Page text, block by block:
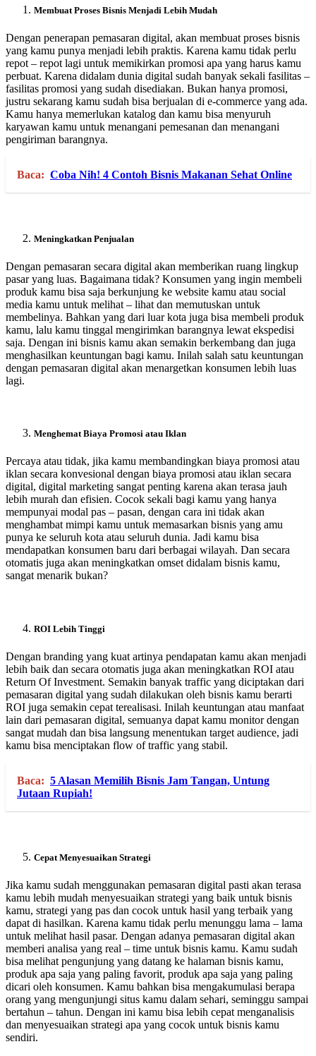
Membuat Proses Bisnis Menjadi Lebih Mudah
Dengan penerapan pemasaran digital, akan membuat proses bisnis
yang kamu punya menjadi lebih praktis. Karena kamu tidak perlu
repot – repot lagi untuk memikirkan promosi apa yang harus kamu
perbuat. Karena didalam dunia digital sudah banyak sekali fasilitas –
fasilitas promosi yang sudah disediakan. Bukan hanya promosi,
justru sekarang kamu sudah bisa berjualan di e-commerce yang ada.
Kamu hanya memerlukan katalog dan kamu bisa menyuruh
karyawan kamu untuk menangani pemesanan dan menangani
pengiriman barangnya.
Baca: Coba Nih! 4 Contoh Bisnis Makanan Sehat Online
Meningkatkan Penjualan
Dengan pemasaran secara digital akan memberikan ruang lingkup
pasar yang luas. Bagaimana tidak? Konsumen yang ingin membeli
produk kamu bisa saja berkunjung ke website kamu atau social
media kamu untuk melihat – lihat dan memutuskan untuk
membelinya. Bahkan yang dari luar kota juga bisa membeli produk
kamu, lalu kamu tinggal mengirimkan barangnya lewat ekspedisi
saja. Dengan ini bisnis kamu akan semakin berkembang dan juga
menghasilkan keuntungan bagi kamu. Inilah salah satu keuntungan
dengan pemasaran digital akan menargetkan konsumen lebih luas
lagi.
Menghemat Biaya Promosi atau Iklan
Percaya atau tidak, jika kamu membandingkan biaya promosi atau
iklan secara konvesional dengan biaya promosi atau iklan secara
digital, digital marketing sangat penting karena akan terasa jauh
lebih murah dan efisien. Cocok sekali bagi kamu yang hanya
mempunyai modal pas – pasan, dengan cara ini tidak akan
menghambat mimpi kamu untuk memasarkan bisnis yang amu
punya ke seluruh kota atau seluruh dunia. Jadi kamu bisa
mendapatkan konsumen baru dari berbagai wilayah. Dan secara
otomatis juga akan meningkatkan omset didalam bisnis kamu,
sangat menarik bukan?
ROI Lebih Tinggi
Dengan branding yang kuat artinya pendapatan kamu akan menjadi
lebih baik dan secara otomatis juga akan meningkatkan ROI atau
Return Of Investment. Semakin banyak traffic yang diciptakan dari
pemasaran digital yang sudah dilakukan oleh bisnis kamu berarti
ROI juga semakin cepat terealisasi. Inilah keuntungan atau manfaat
lain dari pemasaran digital, semuanya dapat kamu monitor dengan
sangat mudah dan bisa langsung menentukan target audience, jadi
kamu bisa menciptakan flow of traffic yang stabil.
Baca: 5 Alasan Memilih Bisnis Jam Tangan, Untung
Jutaan Rupiah!
Cepat Menyesuaikan Strategi
Jika kamu sudah menggunakan pemasaran digital pasti akan terasa
kamu lebih mudah menyesuaikan strategi yang baik untuk bisnis
kamu, strategi yang pas dan cocok untuk hasil yang terbaik yang
dapat di hasilkan. Karena kamu tidak perlu menunggu lama – lama
untuk melihat hasil pasar. Dengan adanya pemasaran digital akan
memberi analisa yang real – time untuk bisnis kamu. Kamu sudah
bisa melihat pengunjung yang datang ke halaman bisnis kamu,
produk apa saja yang paling favorit, produk apa saja yang paling
dicari oleh konsumen. Kamu bahkan bisa mengakumulasi berapa
orang yang mengunjungi situs kamu dalam sehari, seminggu sampai
bertahun – tahun. Dengan ini kamu bisa lebih cepat menganalisis
dan menyesuaikan strategi apa yang cocok untuk bisnis kamu
sendiri.